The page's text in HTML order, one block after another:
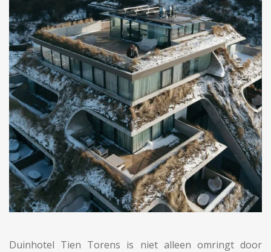
Duinhotel Tien Torens is niet alleen omringt door